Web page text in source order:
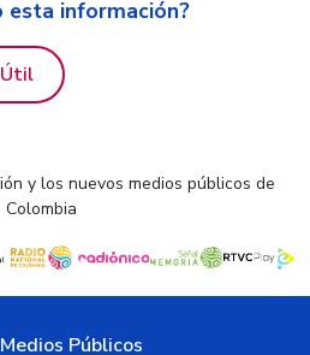
esta información?
y los nuevos medios públicos de
Colombia
Públicos